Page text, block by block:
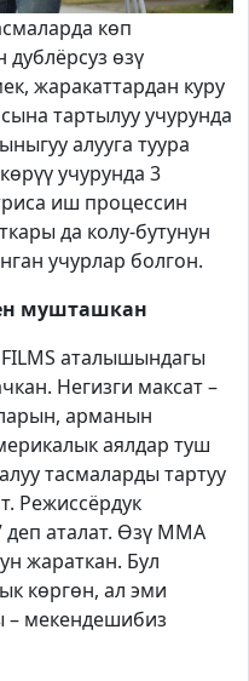
көп
өзү
жаракаттардан куру
тартылуу учурунда
алууга туура
учурунда 3
иш процессин
да колу-бутунун
учурлар болгон.
мушташкан
FILMS аталышындагы
Негизги максат –
арманын
аялдар туш
тасмаларды тартуу
Режиссёрдук
деп аталат. Өзү ММА
жараткан. Бул
көргөн, ал эми
– мекендешибиз